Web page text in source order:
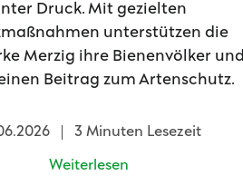
Druck. Mit gezielten
unterstützen die
Merzig ihre Bienenvölker und
Beitrag zum Artenschutz.
3 Minuten Lesezeit
Weiterlesen